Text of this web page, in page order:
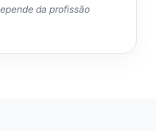
da profissão